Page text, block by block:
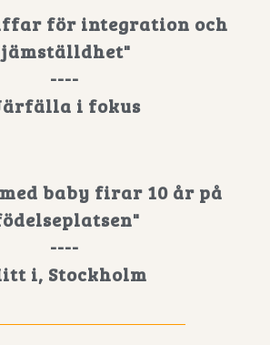
för integration och
jämställdhet"
----
i fokus
baby firar 10 år på
----
i, Stockholm